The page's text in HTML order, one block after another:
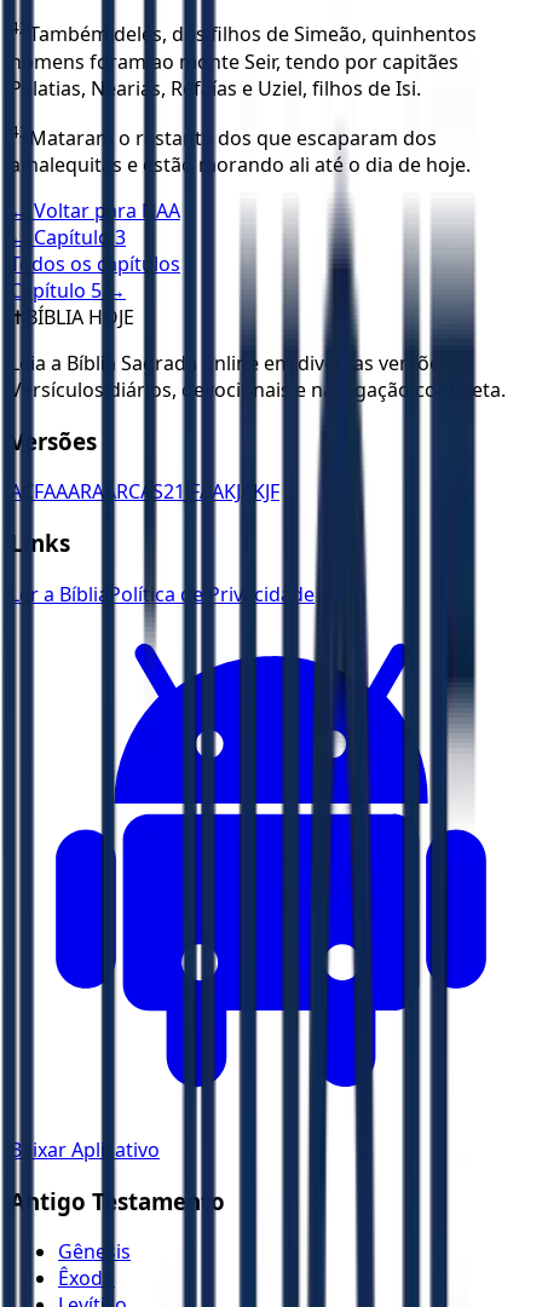
42 Também deles, dos filhos de Simeão, quinhentos
homens foram ao monte Seir, tendo por capitães
Pelatias, Nearias, Refaías e Uziel, filhos de Isi.
43 Mataram o restante dos que escaparam dos
amalequitas e estão morando ali até o dia de hoje.
← Voltar para NAA
← Capítulo 3
Todos os capítulos
Capítulo 5 →
✝️ BÍBLIA HOJE
Leia a Bíblia Sagrada online em diversas versões.
Versículos diários, devocionais e navegação completa.
Versões
ACFAAARA ARCAS21 JFAAKJA KJF
Links
Ler a Bíblia Política de Privacidade
Baixar Aplicativo
Antigo Testamento
Gênesis
Êxodo